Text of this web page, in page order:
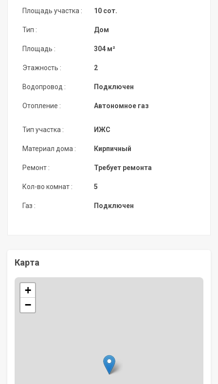
Площадь участка :
Тип :
Площадь :
Этажность :
Водопровод :
Отопление :
10 сот.
Дом
304 м²
2
Подключен
Автономное газ
Тип участка :
Материал дома :
Ремонт :
Кол-во комнат :
Газ :
ИЖС
Кирпичный
Требует ремонта
5
Подключен
Карта
+
−